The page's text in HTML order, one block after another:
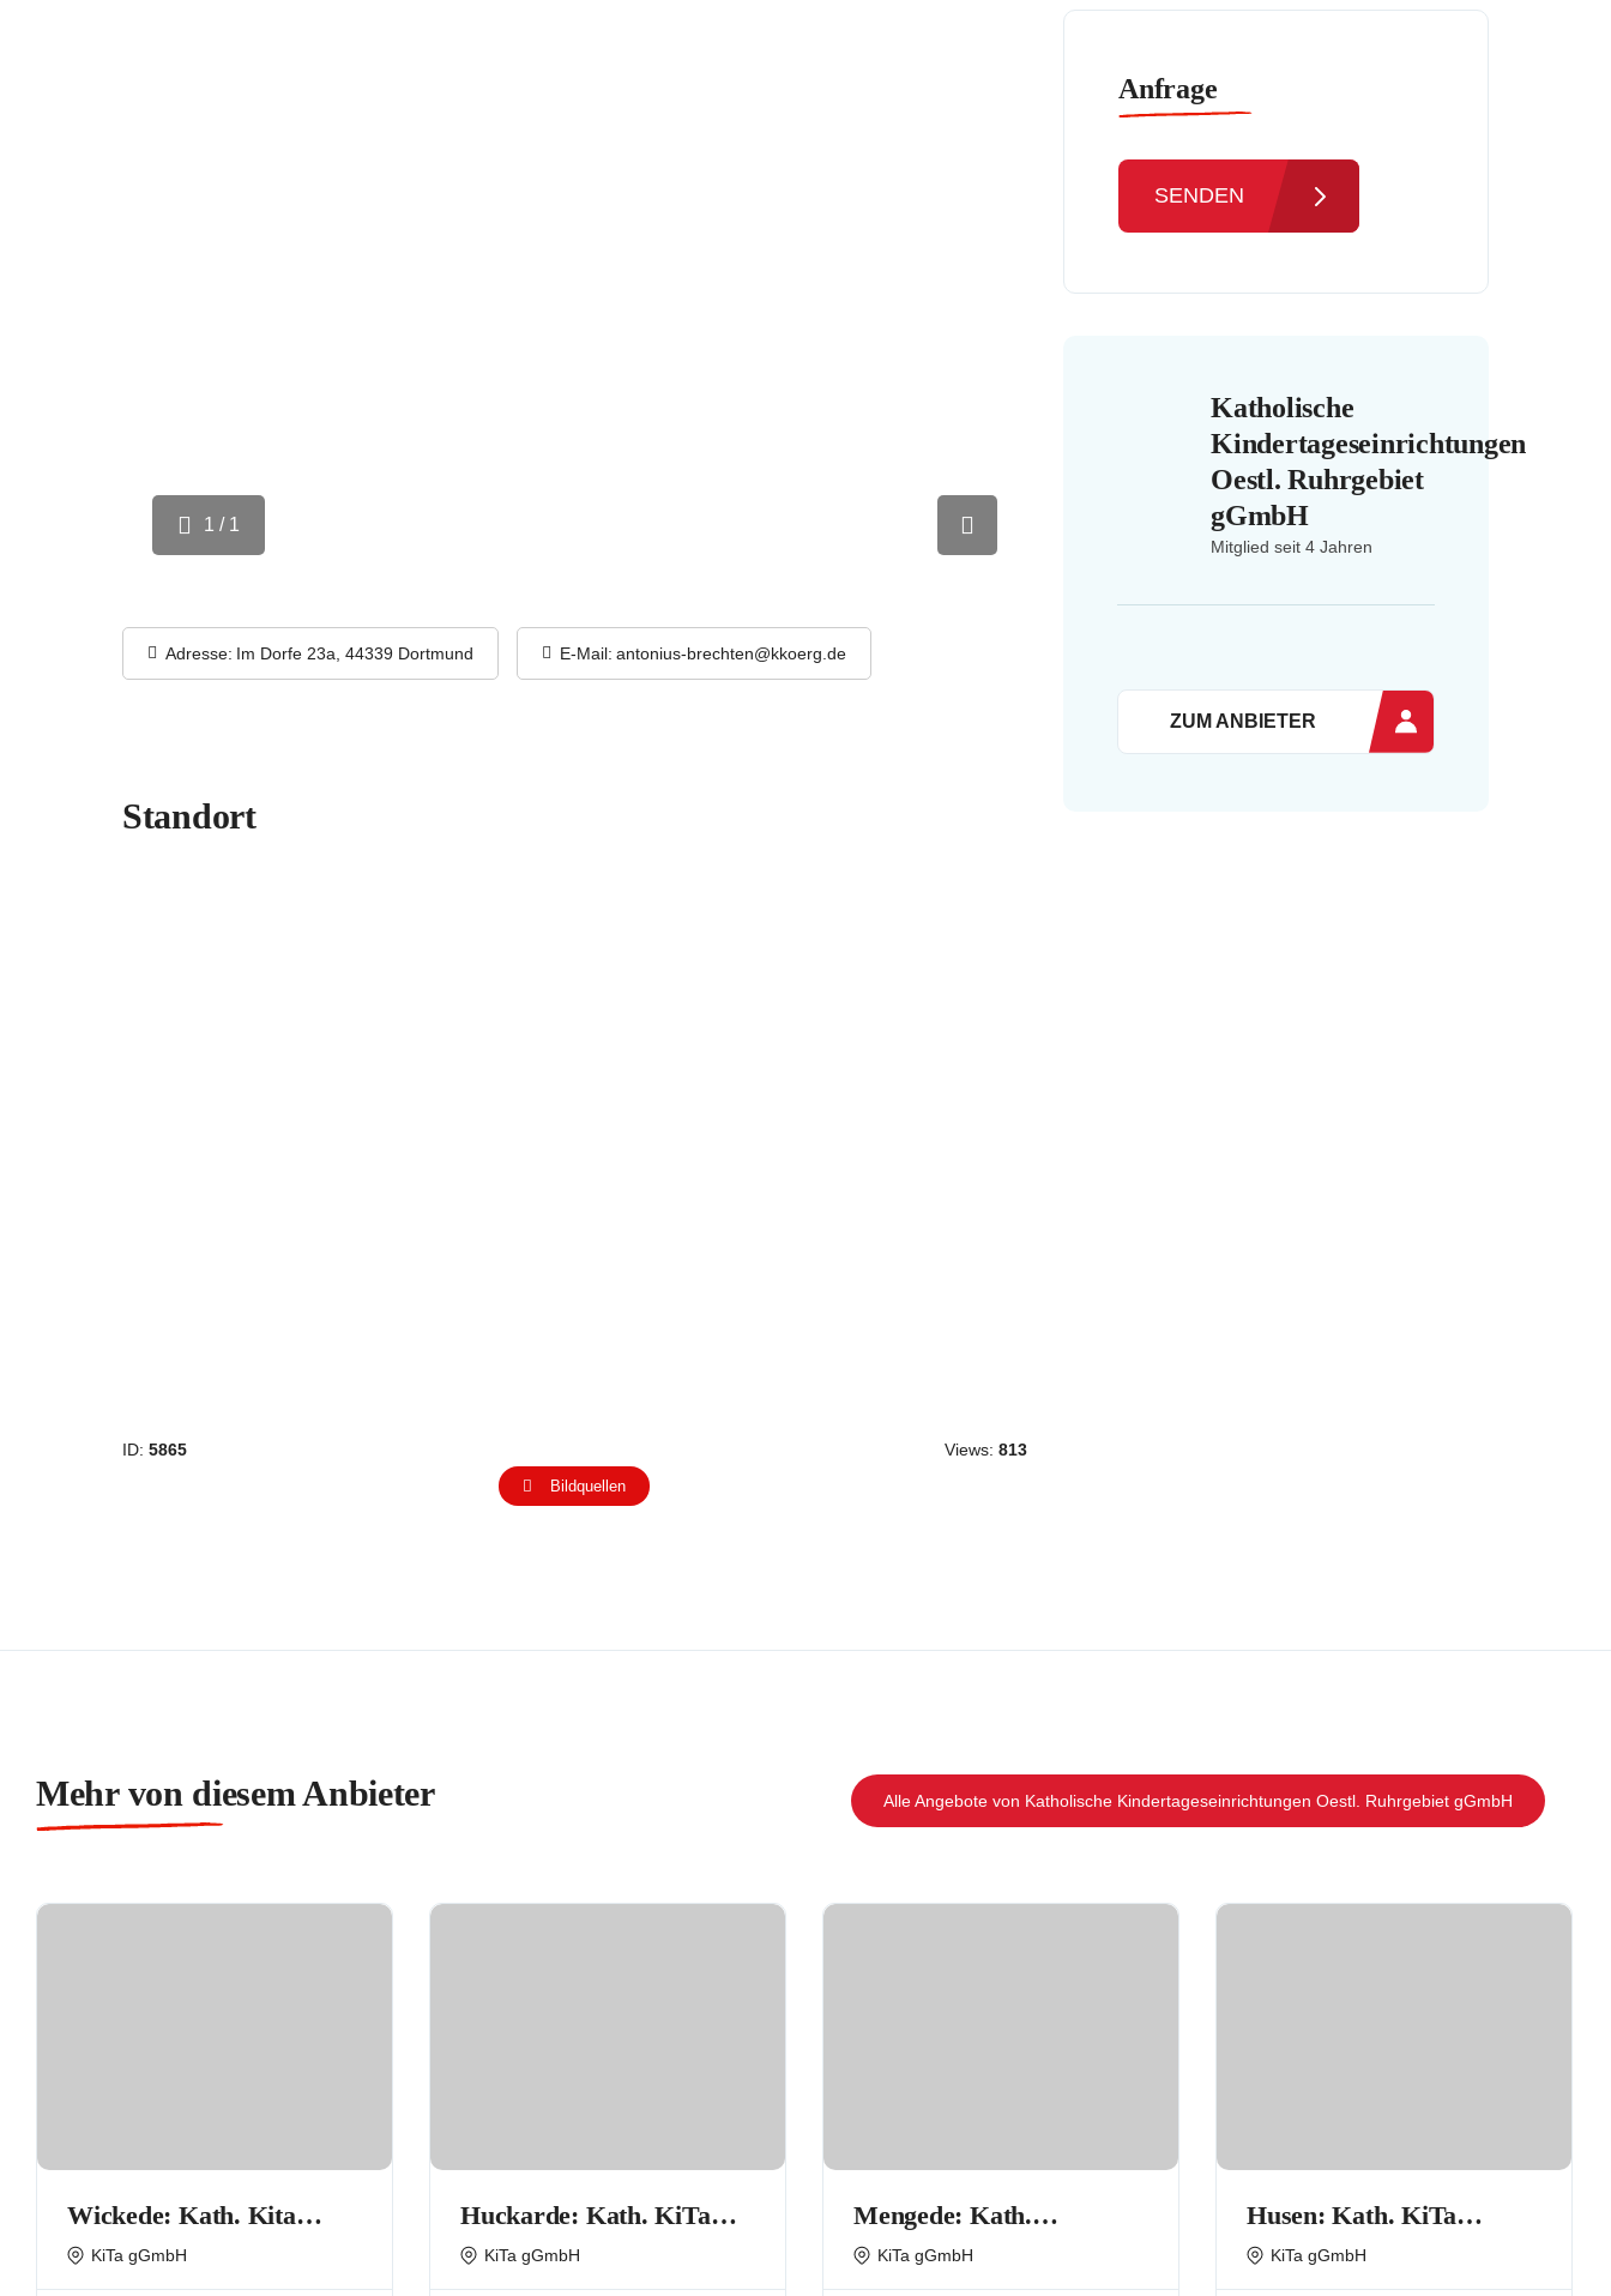
1 / 1
Adresse: Im Dorfe 23a, 44339 Dortmund E-Mail: antonius-brechten@kkoerg.de
Standort
ID: 5865 Views: 813
Bildquellen
Anfrage
SENDEN
Katholische
Kindertageseinrichtungen
Oestl. Ruhrgebiet
gGmbH
Mitglied seit 4 Jahren
ZUM ANBIETER
Mehr von diesem Anbieter Alle Angebote von Katholische Kindertageseinrichtungen Oestl. Ruhrgebiet gGmbH
Wickede: Kath. Kita
(Kindertageseinrichtung)
KiTa gGmbH
Huckarde: Kath. KiTa
(Kindertageseinrichtung)
KiTa gGmbH
Mengede: Kath.
Familienzentrum St.
KiTa gGmbH
Husen: Kath. KiTa
(Kindertageseinrichtung)
KiTa gGmbH